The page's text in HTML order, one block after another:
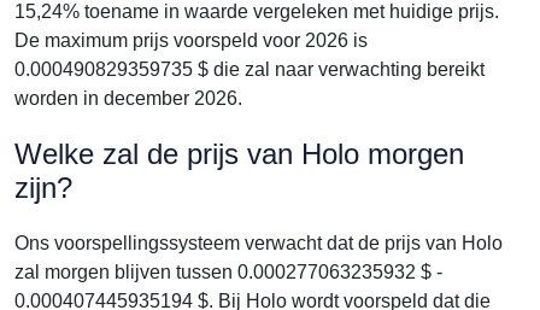
15,24% toename in waarde vergeleken met huidige prijs.
De maximum prijs voorspeld voor 2026 is
0.000490829359735 $ die zal naar verwachting bereikt
worden in december 2026.
Welke zal de prijs van Holo morgen
zijn?
Ons voorspellingssysteem verwacht dat de prijs van Holo
zal morgen blijven tussen 0.000277063235932 $ -
0.000407445935194 $. Bij Holo wordt voorspeld dat die